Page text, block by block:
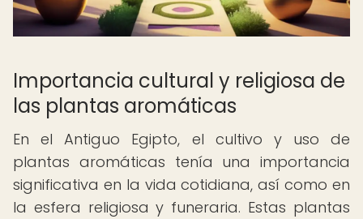
Importancia cultural y religiosa de
las plantas aromáticas
En el Antiguo Egipto, el cultivo y uso de
plantas aromáticas tenía una importancia
significativa en la vida cotidiana, así como en
la esfera religiosa y funeraria. Estas plantas